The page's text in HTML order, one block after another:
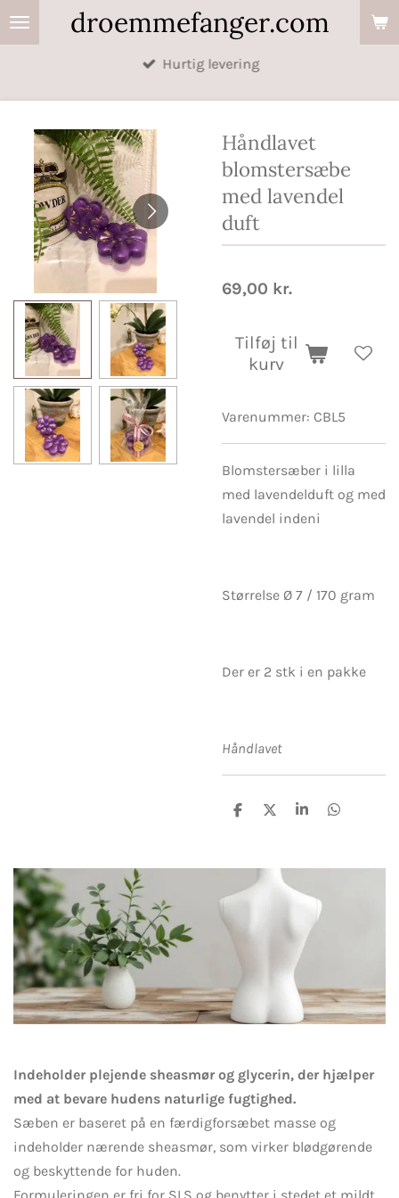
Spring
til
droemmefanger.com
Hurtig levering
Håndlavet
blomstersæbe
med lavendel
duft
69,00 kr.
Tilføj til
kurv
Varenummer: CBL5
Blomstersæber i lilla
med lavendelduft og med
lavendel indeni
Størrelse Ø 7 / 170 gram
Der er 2 stk i en pakke
Håndlavet
D
D
D
D
Indeholder plejende sheasmør og glycerin, der hjælper
med at bevare hudens naturlige fugtighed.
Sæben er baseret på en færdigforsæbet masse og
indeholder nærende sheasmør, som virker blødgørende
og beskyttende for huden.
Formuleringen er fri for SLS og benytter i stedet et mildt,